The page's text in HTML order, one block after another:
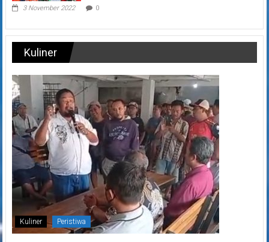
3 November 2022 0
Kuliner
Kuliner Peristiwa